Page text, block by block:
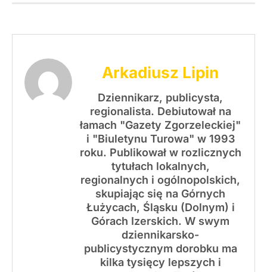
Arkadiusz Lipin
Dziennikarz, publicysta,
regionalista. Debiutował na
łamach "Gazety Zgorzeleckiej"
i "Biuletynu Turowa" w 1993
roku. Publikował w rozlicznych
tytułach lokalnych,
regionalnych i ogólnopolskich,
skupiając się na Górnych
Łużycach, Śląsku (Dolnym) i
Górach Izerskich. W swym
dziennikarsko-
publicystycznym dorobku ma
kilka tysięcy lepszych i